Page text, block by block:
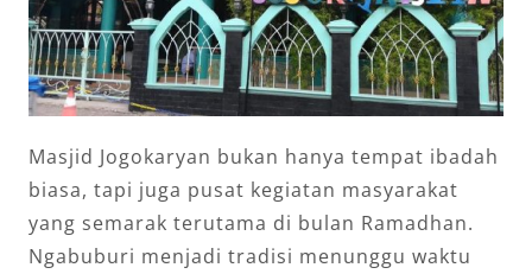
Masjid Jogokaryan bukan hanya tempat ibadah
biasa, tapi juga pusat kegiatan masyarakat
yang semarak terutama di bulan Ramadhan.
Ngabuburi menjadi tradisi menunggu waktu